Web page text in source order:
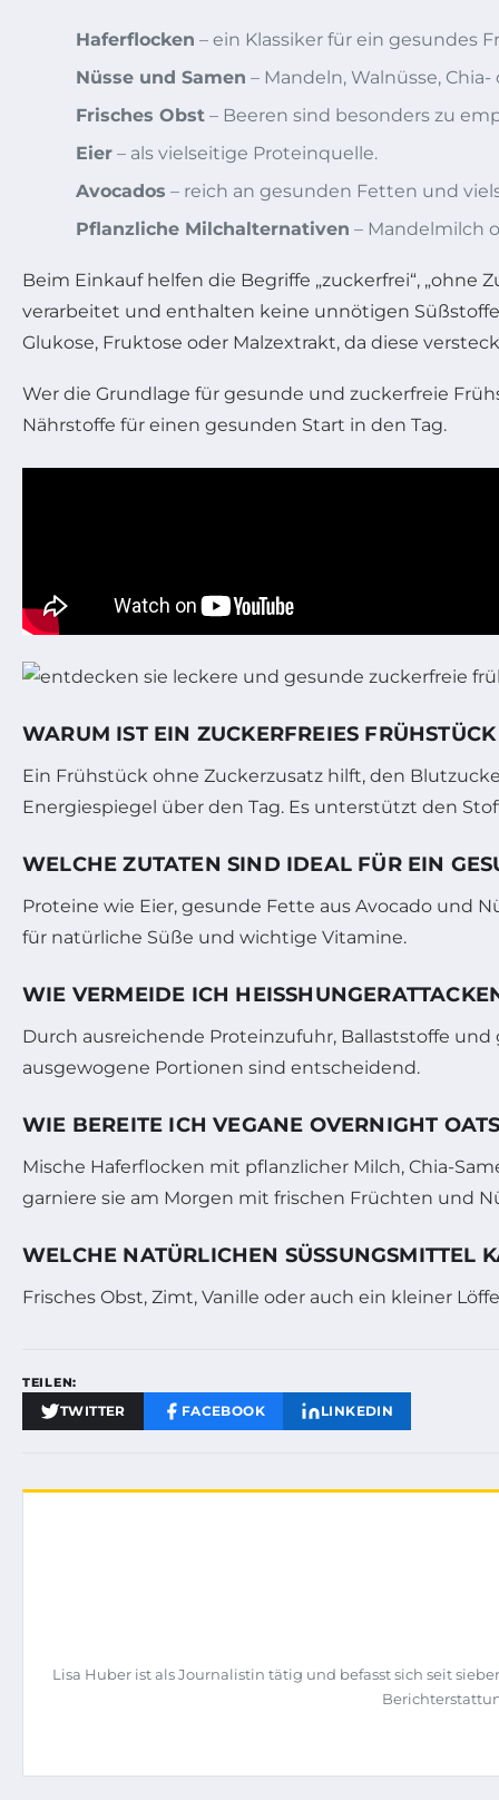
Haferflocken – ein Klassiker für ein gesundes
Nüsse und Samen – Mandeln, Walnüsse,
Frisches Obst – Beeren sind besonders zu
Eier – als vielseitige Proteinquelle.
Avocados – reich an gesunden Fetten und
Pflanzliche Milchalternativen – Mandelmilch
Beim Einkauf helfen die Begriffe „zuckerfrei“,
verarbeitet und enthalten keine unnötigen
Glukose, Fruktose oder Malzextrakt, da diese
Wer die Grundlage für gesunde und zuckerfreie
Nährstoffe für einen gesunden Start in den Tag.
WARUM IST EIN ZUCKERFREIES
Ein Frühstück ohne Zuckerzusatz hilft, den
Energiespiegel über den Tag. Es unterstützt den
WELCHE ZUTATEN SIND IDEAL FÜR EIN
Proteine wie Eier, gesunde Fette aus Avocado und
für natürliche Süße und wichtige Vitamine.
WIE VERMEIDE ICH
Durch ausreichende Proteinzufuhr, Ballaststoffe
ausgewogene Portionen sind entscheidend.
WIE BEREITE ICH VEGANE OVERNIGHT
Mische Haferflocken mit pflanzlicher Milch, Chia-
garniere sie am Morgen mit frischen Früchten und
WELCHE NATÜRLICHEN SÜSSUNGSMITTEL
Frisches Obst, Zimt, Vanille oder auch ein kleiner
TEILEN:
TWITTER FACEBOOK LINKEDIN
Lisa Huber ist als Journalistin tätig und befasst sich seit